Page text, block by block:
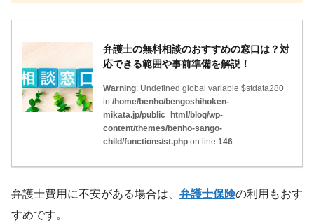
弁護士の無料相談のおすすめの窓口は？対
応できる範囲や事前準備を解説！
Warning: Undefined global variable $stdata280
in /home/benho/bengoshihoken-
mikata.jp/public_html/blog/wp-
content/themes/benho-sango-
child/functions/st.php on line 146
弁護士費用に不安がある場合は、 弁護士保険の利用もおす
すめです。